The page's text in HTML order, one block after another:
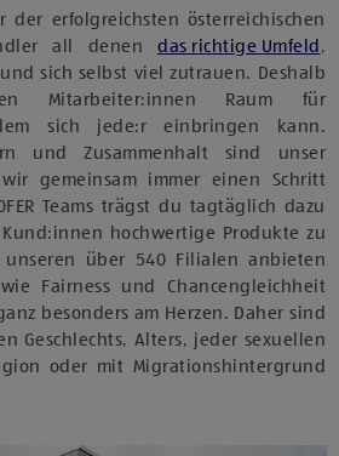
der erfolgreichsten österreichischen
all denen das richtige Umfeld ,
sich selbst viel zutrauen. Deshalb
Mitarbeiter:innen Raum für
sich jede:r einbringen kann.
und Zusammenhalt sind unser
gemeinsam immer einen Schritt
Teams trägst du tagtäglich dazu
hochwertige Produkte zu
über 540 Filialen anbieten
Fairness und Chancengleichheit
besonders am Herzen. Daher sind
Geschlechts, Alters, jeder sexuellen
oder mit Migrationshintergrund